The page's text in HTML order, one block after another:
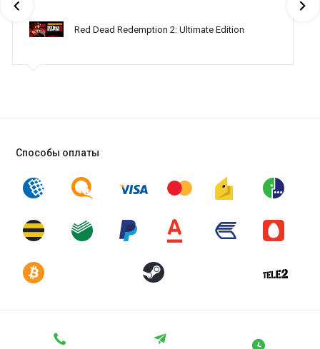
Red Dead Redemption 2: Ultimate Edition
Способы оплаты